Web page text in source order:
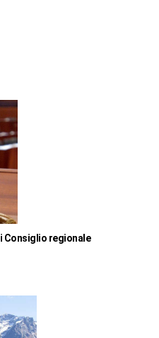
Consiglio regionale